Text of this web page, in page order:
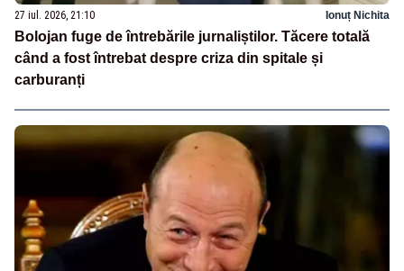
27 iul. 2026, 21:10 Ionuț Nichita
Bolojan fuge de întrebările jurnaliștilor. Tăcere totală
când a fost întrebat despre criza din spitale și
carburanți